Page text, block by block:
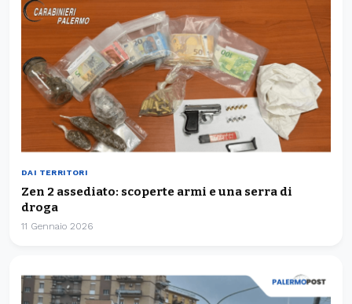
DAI TERRITORI
Zen 2 assediato: scoperte armi e una serra di
droga
11 Gennaio 2026